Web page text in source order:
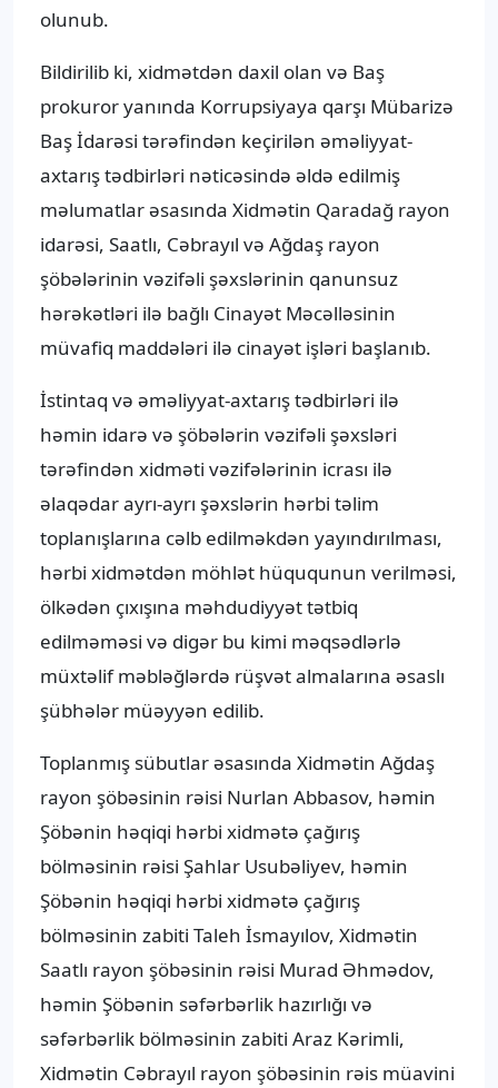
olunub.
Bildirilib ki, xidmətdən daxil olan və Baş
prokuror yanında Korrupsiyaya qarşı Mübarizə
Baş İdarəsi tərəfindən keçirilən əməliyyat-
axtarış tədbirləri nəticəsində əldə edilmiş
məlumatlar əsasında Xidmətin Qaradağ rayon
idarəsi, Saatlı, Cəbrayıl və Ağdaş rayon
şöbələrinin vəzifəli şəxslərinin qanunsuz
hərəkətləri ilə bağlı Cinayət Məcəlləsinin
müvafiq maddələri ilə cinayət işləri başlanıb.
İstintaq və əməliyyat-axtarış tədbirləri ilə
həmin idarə və şöbələrin vəzifəli şəxsləri
tərəfindən xidməti vəzifələrinin icrası ilə
əlaqədar ayrı-ayrı şəxslərin hərbi təlim
toplanışlarına cəlb edilməkdən yayındırılması,
hərbi xidmətdən möhlət hüququnun verilməsi,
ölkədən çıxışına məhdudiyyət tətbiq
edilməməsi və digər bu kimi məqsədlərlə
müxtəlif məbləğlərdə rüşvət almalarına əsaslı
şübhələr müəyyən edilib.
Toplanmış sübutlar əsasında Xidmətin Ağdaş
rayon şöbəsinin rəisi Nurlan Abbasov, həmin
Şöbənin həqiqi hərbi xidmətə çağırış
bölməsinin rəisi Şahlar Usubəliyev, həmin
Şöbənin həqiqi hərbi xidmətə çağırış
bölməsinin zabiti Taleh İsmayılov, Xidmətin
Saatlı rayon şöbəsinin rəisi Murad Əhmədov,
həmin Şöbənin səfərbərlik hazırlığı və
səfərbərlik bölməsinin zabiti Araz Kərimli,
Xidmətin Cəbrayıl rayon şöbəsinin rəis müavini